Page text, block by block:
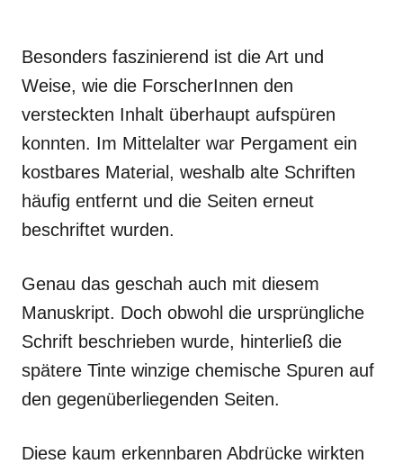
Besonders faszinierend ist die Art und
Weise, wie die ForscherInnen den
versteckten Inhalt überhaupt aufspüren
konnten. Im Mittelalter war Pergament ein
kostbares Material, weshalb alte Schriften
häufig entfernt und die Seiten erneut
beschriftet wurden.
Genau das geschah auch mit diesem
Manuskript. Doch obwohl die ursprüngliche
Schrift beschrieben wurde, hinterließ die
spätere Tinte winzige chemische Spuren auf
den gegenüberliegenden Seiten.
Diese kaum erkennbaren Abdrücke wirkten